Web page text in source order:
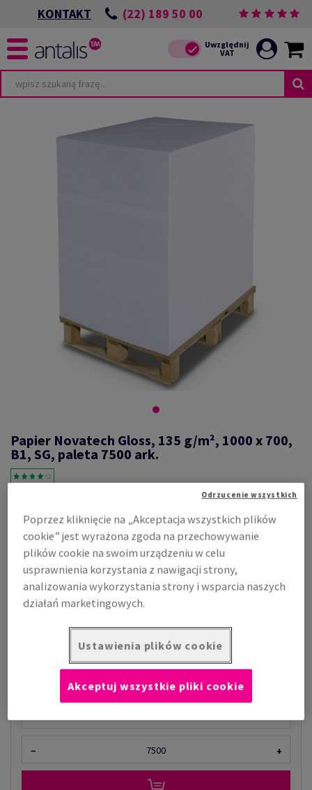
KONTAKT (22) 189 50 00
Papier Novatech Gloss, 135 g/m², 1000 x 700,
B1, SG, paleta 7500 ark.
Novatech, Gloss, 2-stronnie powlekany, biały, bezdrzewny ECF,
135g/m2, 1000mm x 700mm, B1, SG, nieryzowane na pal. 7500 ark.,
flaga co 250 ark., 100% PEFC Certified
Zobacz dane techniczne
Cena z uwzględnieniem VAT
1 130,46 zł
OGRANICZONA DOSTĘPNOŚĆ
Ilość produktu
− +
Poprzez kliknięcie na „Akceptacja wszystkich plików
cookie” jest wyrażona zgoda na przechowywanie
plików cookie na swoim urządzeniu w celu
usprawnienia korzystania z nawigacji strony,
analizowania wykorzystania strony i wsparcia naszych
działań marketingowych.
Ustawienia plików cookie
Odrzucenie wszystkich
Akceptuj wszystkie pliki cookie